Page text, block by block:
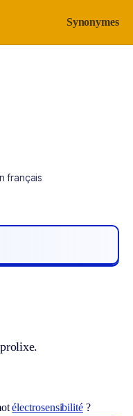
Synonymes
français
électrosensibilité ?